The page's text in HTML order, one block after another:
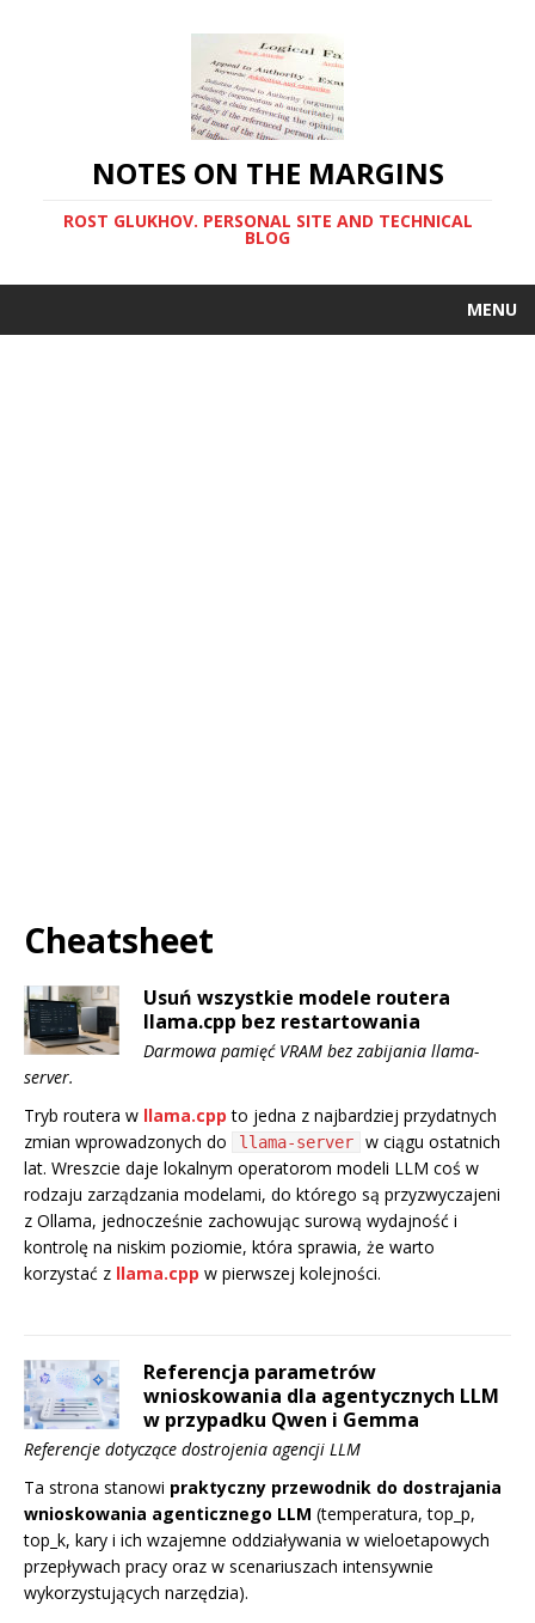
NOTES ON THE MARGINS
ROST GLUKHOV. PERSONAL SITE AND TECHNICAL
BLOG
MENU
Cheatsheet
Usuń wszystkie modele routera
llama.cpp bez restartowania
Darmowa pamięć VRAM bez zabijania llama-
server.
Tryb routera w llama.cpp to jedna z najbardziej przydatnych
zmian wprowadzonych do
llama-server
w ciągu ostatnich
lat. Wreszcie daje lokalnym operatorom modeli LLM coś w
rodzaju zarządzania modelami, do którego są przyzwyczajeni
z Ollama, jednocześnie zachowując surową wydajność i
kontrolę na niskim poziomie, która sprawia, że warto
korzystać z llama.cpp w pierwszej kolejności.
Referencja parametrów
wnioskowania dla agentycznych LLM
w przypadku Qwen i Gemma
Referencje dotyczące dostrojenia agencji LLM
Ta strona stanowi praktyczny przewodnik do dostrajania
wnioskowania agenticznego LLM (temperatura, top_p,
top_k, kary i ich wzajemne oddziaływania w wieloetapowych
przepływach pracy oraz w scenariuszach intensywnie
wykorzystujących narzędzia).